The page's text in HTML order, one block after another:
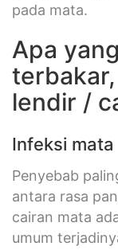
pada mata.
Apa
lendir /
Infeksi mata
Penyebab
antara rasa
cairan mata
umum